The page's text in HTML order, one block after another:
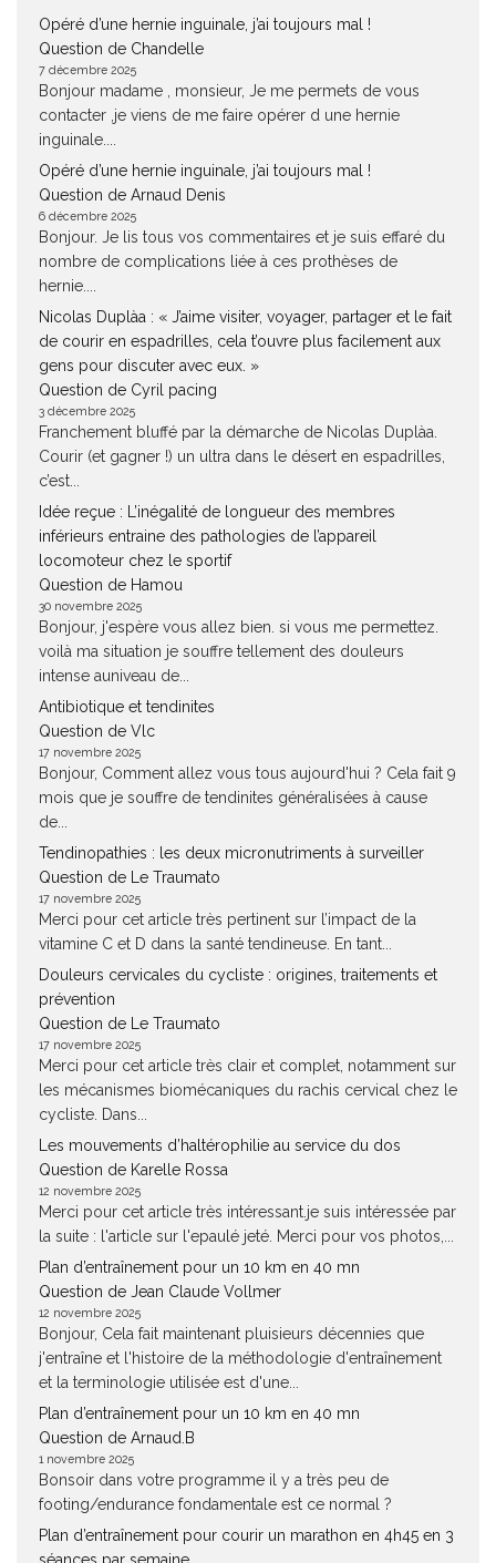
Opéré d’une hernie inguinale, j’ai toujours mal !
Question de Chandelle
7 décembre 2025
Bonjour madame , monsieur, Je me permets de vous
contacter ,je viens de me faire opérer d une hernie
inguinale....
Opéré d’une hernie inguinale, j’ai toujours mal !
Question de Arnaud Denis
6 décembre 2025
Bonjour. Je lis tous vos commentaires et je suis effaré du
nombre de complications liée à ces prothèses de
hernie....
Nicolas Duplàa : « J’aime visiter, voyager, partager et le fait
de courir en espadrilles, cela t’ouvre plus facilement aux
gens pour discuter avec eux. »
Question de Cyril pacing
3 décembre 2025
Franchement bluffé par la démarche de Nicolas Duplàa.
Courir (et gagner !) un ultra dans le désert en espadrilles,
c’est...
Idée reçue : L’inégalité de longueur des membres
inférieurs entraine des pathologies de l’appareil
locomoteur chez le sportif
Question de Hamou
30 novembre 2025
Bonjour, j'espère vous allez bien. si vous me permettez.
voilà ma situation je souffre tellement des douleurs
intense auniveau de...
Antibiotique et tendinites
Question de Vlc
17 novembre 2025
Bonjour, Comment allez vous tous aujourd'hui ? Cela fait 9
mois que je souffre de tendinites généralisées à cause
de...
Tendinopathies : les deux micronutriments à surveiller
Question de Le Traumato
17 novembre 2025
Merci pour cet article très pertinent sur l’impact de la
vitamine C et D dans la santé tendineuse. En tant...
Douleurs cervicales du cycliste : origines, traitements et
prévention
Question de Le Traumato
17 novembre 2025
Merci pour cet article très clair et complet, notamment sur
les mécanismes biomécaniques du rachis cervical chez le
cycliste. Dans...
Les mouvements d’haltérophilie au service du dos
Question de Karelle Rossa
12 novembre 2025
Merci pour cet article très intéressant.je suis intéressée par
la suite : l'article sur l'epaulé jeté. Merci pour vos photos,...
Plan d’entraînement pour un 10 km en 40 mn
Question de Jean Claude Vollmer
12 novembre 2025
Bonjour, Cela fait maintenant pluisieurs décennies que
j'entraîne et l'histoire de la méthodologie d'entraînement
et la terminologie utilisée est d'une...
Plan d’entraînement pour un 10 km en 40 mn
Question de Arnaud.B
1 novembre 2025
Bonsoir dans votre programme il y a très peu de
footing/endurance fondamentale est ce normal ?
Plan d’entraînement pour courir un marathon en 4h45 en 3